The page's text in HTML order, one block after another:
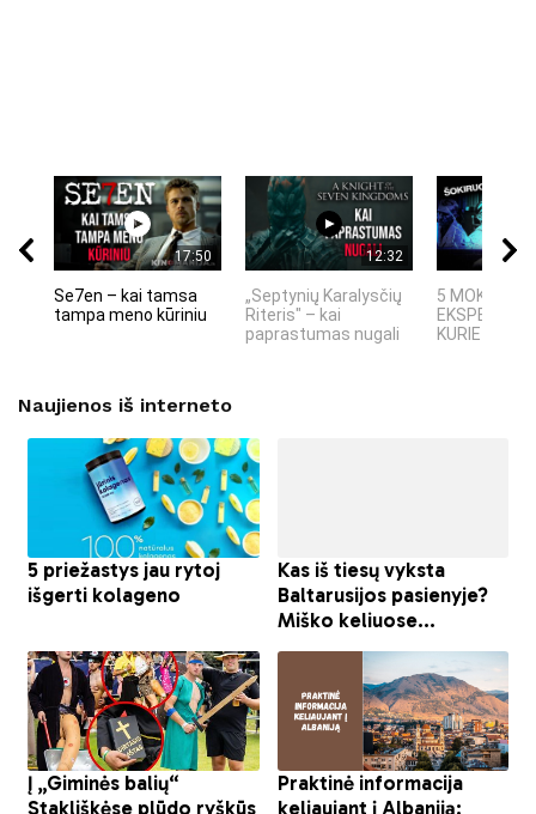
17:50
Se7en – kai tamsa
tampa meno kūriniu
12:32
„Septynių Karalysčių
Riteris" – kai
paprastumas nugali
5 MOKSLINIAI
KURIE
Naujienos iš interneto